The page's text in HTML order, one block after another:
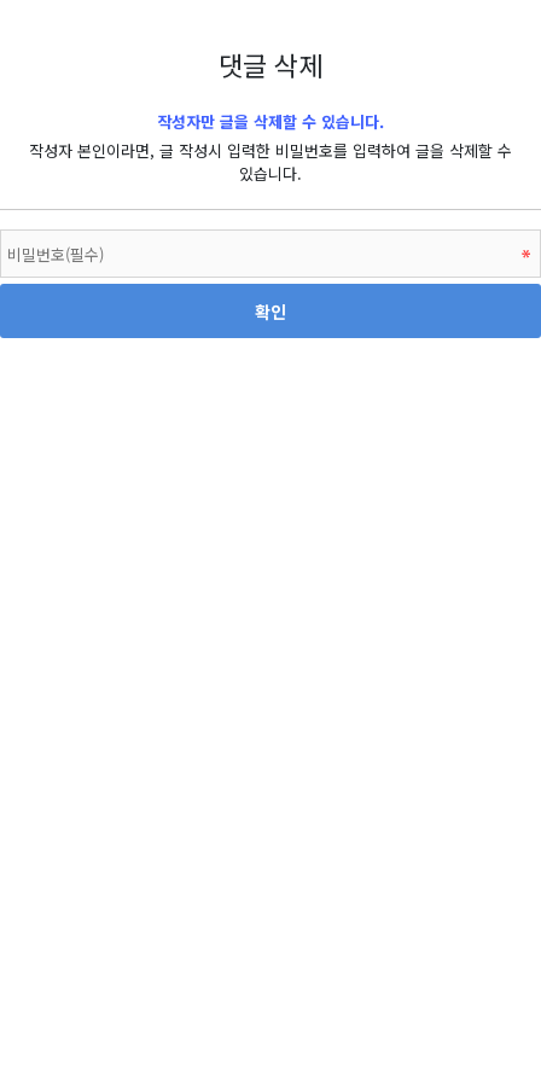
댓글 삭제
작성자만 글을 삭제할 수 있습니다.
작성자 본인이라면, 글 작성시 입력한 비밀번호를 입력하여 글을 삭제할 수
있습니다.